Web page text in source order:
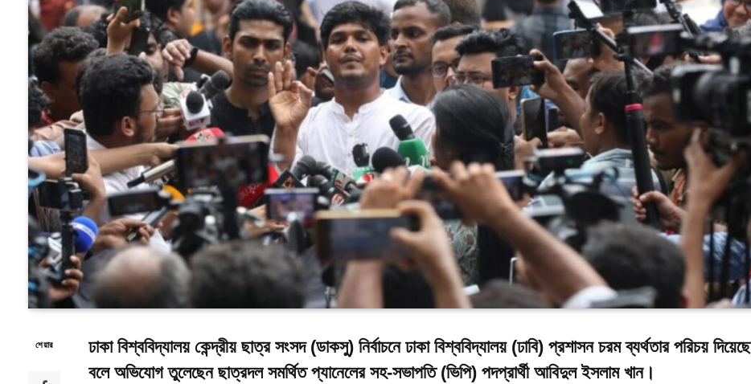
শেয়ার
ঢাকা বিশ্ববিদ্যালয় কেন্দ্রীয় ছাত্র সংসদ (ডাকসু) নির্বাচনে ঢাকা বিশ্ববিদ্যালয় (ঢাবি) প্রশাসন চরম ব্যর্থতার পরিচয় দিয়েছে
বলে অভিযোগ তুলেছেন ছাত্রদল সমর্থিত প্যানেলের সহ-সভাপতি (ভিপি) পদপ্রার্থী আবিদুল ইসলাম খান।